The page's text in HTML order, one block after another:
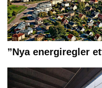
”Nya energiregler